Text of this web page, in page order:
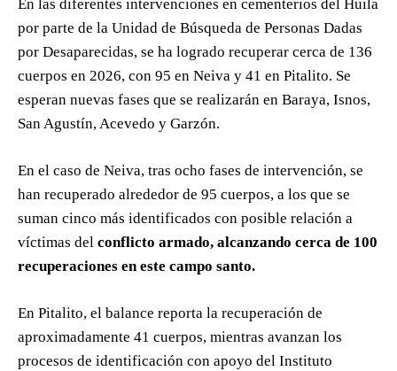
En las diferentes intervenciones en cementerios del Huila
por parte de la Unidad de Búsqueda de Personas Dadas
por Desaparecidas, se ha logrado recuperar cerca de 136
cuerpos en 2026, con 95 en Neiva y 41 en Pitalito. Se
esperan nuevas fases que se realizarán en Baraya, Isnos,
San Agustín, Acevedo y Garzón.
En el caso de Neiva, tras ocho fases de intervención, se
han recuperado alrededor de 95 cuerpos, a los que se
suman cinco más identificados con posible relación a
víctimas del conflicto armado, alcanzando cerca de 100
recuperaciones en este campo santo.
En Pitalito, el balance reporta la recuperación de
aproximadamente 41 cuerpos, mientras avanzan los
procesos de identificación con apoyo del Instituto